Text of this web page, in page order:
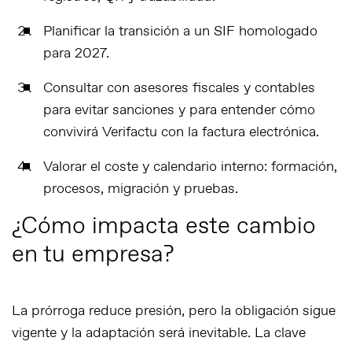
Planificar la transición a un SIF homologado
para 2027.
Consultar con asesores fiscales y contables
para evitar sanciones y para entender cómo
convivirá Verifactu con la factura electrónica.
Valorar el coste y calendario interno: formación,
procesos, migración y pruebas.
¿Cómo impacta este cambio
en tu empresa?
La prórroga reduce presión, pero la obligación sigue
vigente y la adaptación será inevitable. La clave